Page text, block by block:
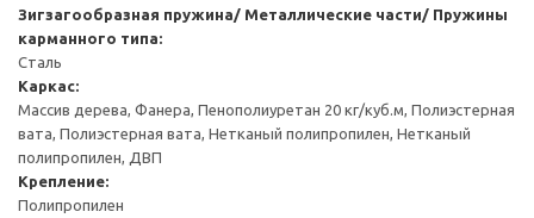
Зигзагообразная пружина/ Металлические части/ Пружины
карманного типа:
Сталь
Каркас:
Массив дерева, Фанера, Пенополиуретан 20 кг/куб.м, Полиэстерная
вата, Полиэстерная вата, Нетканый полипропилен, Нетканый
полипропилен, ДВП
Крепление:
Полипропилен